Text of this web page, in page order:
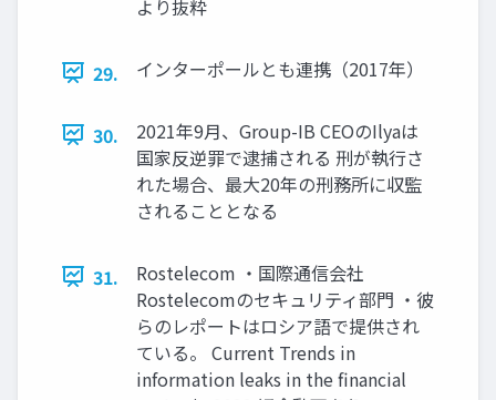
より抜粋
29. インターポールとも連携（2017年）
30.
2021年9月、Group-IB CEOのIlyaは
国家反逆罪で逮捕される 刑が執行さ
れた場合、最大20年の刑務所に収監
されることとなる
31.
Rostelecom ・国際通信会社
Rostelecomのセキュリティ部門 ・彼
らのレポートはロシア語で提供され
ている。 Current Trends in
information leaks in the financial